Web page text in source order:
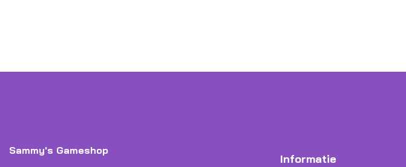
Sammy's Gameshop
Informatie